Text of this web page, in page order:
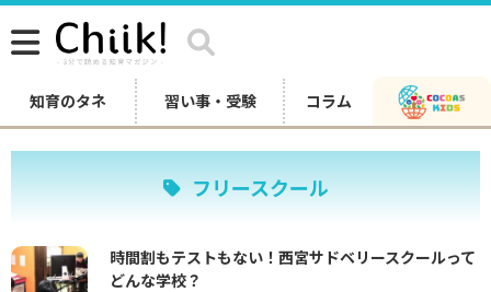
知育のタネ 習い事・受験 コラム
フリースクール
時間割もテストもない！西宮サドベリースクールって
どんな学校？